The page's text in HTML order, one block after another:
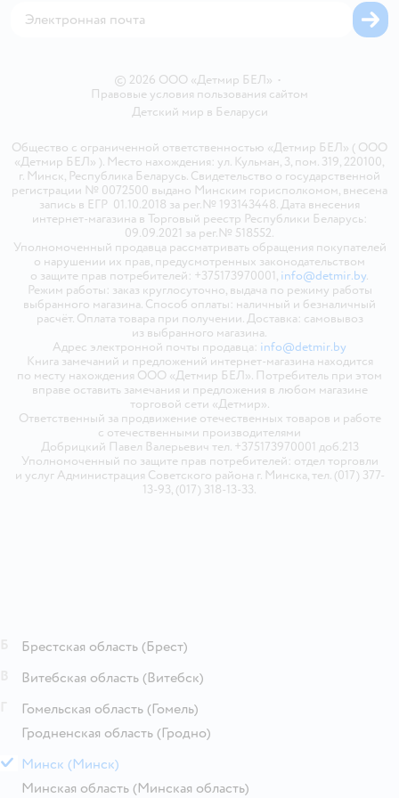
© 2026 ООО «Детмир БЕЛ» •
Правовые условия пользования сайтом
Детский мир в Беларуси
Общество с ограниченной ответственностью «Детмир БЕЛ» ( ООО
«Детмир БЕЛ» ). Место нахождения: ул. Кульман, 3, пом. 319, 220100,
г. Минск, Республика Беларусь. Свидетельство о государственной
регистрации № 0072500 выдано Минским горисполкомом, внесена
запись в ЕГР 01.10.2018 за рег.№ 193143448. Дата внесения
интернет-магазина в Торговый реестр Республики Беларусь:
09.09.2021 за рег.№ 518552.
Уполномоченный продавца рассматривать обращения покупателей
о нарушении их прав, предусмотренных законодательством
о защите прав потребителей: +375173970001, info@detmir.by.
Режим работы: заказ круглосуточно, выдача по режиму работы
выбранного магазина. Способ оплаты: наличный и безналичный
расчёт. Оплата товара при получении. Доставка: самовывоз
из выбранного магазина.
Адрес электронной почты продавца: info@detmir.by
Книга замечаний и предложений интернет-магазина находится
по месту нахождения ООО «Детмир БЕЛ». Потребитель при этом
вправе оставить замечания и предложения в любом магазине
торговой сети «Детмир».
Ответственный за продвижение отечественных товаров и работе
с отечественными производителями
Добрицкий Павел Валерьевич тел. +375173970001 доб.213
Уполномоченный по защите прав потребителей: отдел торговли
и услуг Администрация Советского района г. Минска, тел. (017) 377-
13-93, (017) 318-13-33.
Брестская область (Брест)
Витебская область (Витебск)
Гомельская область (Гомель)
Гродненская область (Гродно)
М Минск (Минск)
Минская область (Минская область)